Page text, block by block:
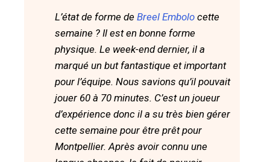
L’état de forme de Breel Embolo cette
semaine ? Il est en bonne forme
physique. Le week-end dernier, il a
marqué un but fantastique et important
pour l’équipe. Nous savions qu’il pouvait
jouer 60 à 70 minutes. C’est un joueur
d’expérience donc il a su très bien gérer
cette semaine pour être prêt pour
Montpellier. Après avoir connu une